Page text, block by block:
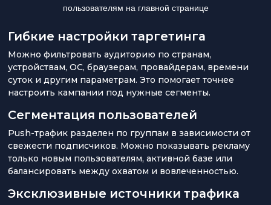
пользователям на главной странице
Гибкие настройки таргетинга
Можно фильтровать аудиторию по странам,
устройствам, ОС, браузерам, провайдерам, времени
суток и другим параметрам. Это помогает точнее
настроить кампании под нужные сегменты.
Сегментация пользователей
Push-трафик разделен по группам в зависимости от
свежести подписчиков. Можно показывать рекламу
только новым пользователям, активной базе или
балансировать между охватом и вовлеченностью.
Эксклюзивные источники трафика